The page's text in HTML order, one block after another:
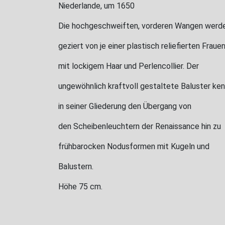
Niederlande, um 1650
Die hochgeschweiften, vorderen Wangen
geziert von je einer plastisch reliefierten
mit lockigem Haar und Perlencollier. Der
ungewöhnlich kraftvoll gestaltete Baluster
in seiner Gliederung den Übergang von
den Scheibenleuchtern der Renaissance hin zu
frühbarocken Nodusformen mit Kugeln und
Balustern.
Höhe 75 cm.